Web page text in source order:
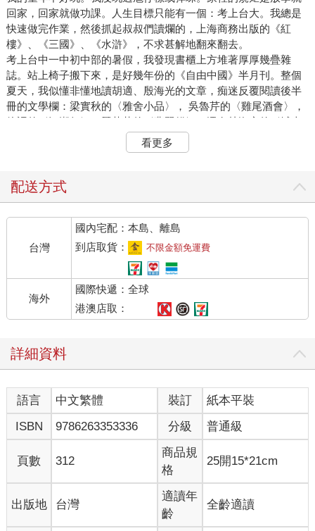
回家，回家就做功課。人生目標只能有一個：考上台大。我總是
快速做完作業，然後抓起叔叔們讀爛的，上海商務出版的《紅
樓》、《三國》、《水滸》，不求甚解地翻來翻去。
考上台中一中初中部的暑假，我發現書櫃上方堆著厚厚幾疊雜
誌。站上椅子搬下來，是好幾年份的《自由中國》半月刊。整個
夏天，我似懂非懂地讀胡適、殷海光的文章，痴迷反覆閱讀後半
冊的文學欄：梁實秋的〈雅舍小品〉， 吳魯芹的〈雞尾酒會〉，
徐訏的〈江湖行〉，聶華苓的〈翡翠貓〉，還有林海音的〈城南
初三下學期，班上來了高我半個頭的江春男。他投稿《野風》，
我也寫了一篇。那陣子我下課，十分鐘也跑去圖書館讀聯合副
字登在聯副，我抓了春男一起去圖書館看那篇短文。我們都覺得
更奇蹟的是，千把字的〈兒歌〉稿費高達三十元，可以看十六場
電影！我想了想，決定去學舞，三十元剛好付了辜雅棽舞蹈社一
個月的學費，每週三次去上芭蕾。十四歲的我完全趕不上自幼習
舞的小妹妹，卻也不十分在意，因為我全心投入寫作，再接再厲
投稿聯副。我天天跑圖書館，等了兩個禮拜，等到一封信：「最
近稿擠，大作要遲幾天刊登。」署名林海音。我這才知道，原來
那是瘋狂的春天。讀小說，寫小說，還去跳舞，高中聯考我差三
分，沒考上一中。父親大怒，不許我去念台中二中，讓我去管教
嚴格的衛道中學住校。衛道偏遠，舞蹈課中斷，卻不妨礙我繼續
寫三年。
高一寒假到台北，我去拜訪林海音先生。多年後，她會告訴人，
十五歲的林懷民去她家，坐得筆直，一本正經地請教寫作的問
題。事實上，我不知如何告辭，林先生的少爺回來，要吃中飯，
我還呆呆坐著，林先生只好留我一起吃餃子。
開學後，我在聯副讀到兩篇「奇怪」的小說。一篇題目怪：〈失
業、撲克、炸魷魚〉，作者名字也怪，叫七等生。另一篇〈把瓶
子升上去〉講早上大家到學校時，看到國旗桿上吊著一個瓶子，
叮叮叮地輕敲旗桿。戒嚴、審查的台灣，半夜把空瓶子升上國旗
看更多
配送方式
台灣
國內宅配：本島、離島
到店取貨：
不限金額免運費
海外
國際快遞：全球
港澳店取：
詳細資料
語言 中文繁體 裝訂
紙本平裝
ISBN
9786263353336 分級 普通級
頁數 312
商品規
格
25開15*21cm
出版地 台灣
適讀年
齡
全齡適讀